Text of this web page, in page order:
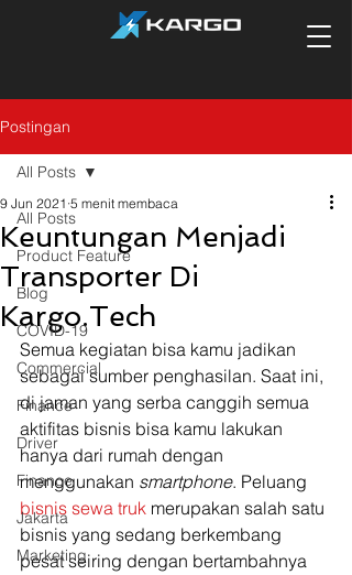
Postingan
All Posts
Product Feature
Blog
COVID-19
Commercial
Finance
Driver
Finance
Jakarta
Marketing
All Posts
Keuntungan Menjadi
Transporter Di
Kargo.Tech
9 Jun 2021 5 menit membaca
Semua kegiatan bisa kamu jadikan
sebagai sumber penghasilan. Saat ini,
di jaman yang serba canggih semua
aktifitas bisnis bisa kamu lakukan
hanya dari rumah dengan
menggunakan smartphone. Peluang
bisnis sewa truk merupakan salah satu
bisnis yang sedang berkembang
pesat seiring dengan bertambahnya